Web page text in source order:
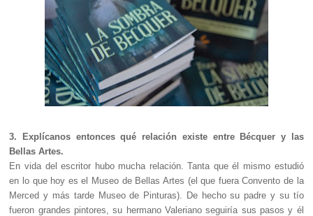
3. Explícanos entonces qué relación existe entre Bécquer y las
Bellas Artes.
En vida del escritor hubo mucha relación. Tanta que él mismo estudió
en lo que hoy es el Museo de Bellas Artes (el que fuera Convento de la
Merced y más tarde Museo de Pinturas). De hecho su padre y su tío
fueron grandes pintores, su hermano Valeriano seguiría sus pasos y él